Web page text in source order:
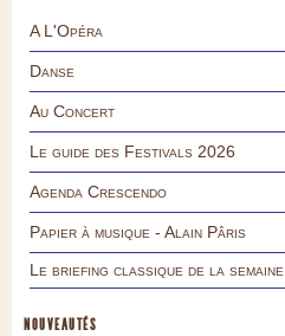
A L'Opéra
Danse
Au Concert
Le guide des Festivals 2026
Agenda Crescendo
Papier à musique - Alain Pâris
Le briefing classique de la semaine
NOUVEAUTÉS